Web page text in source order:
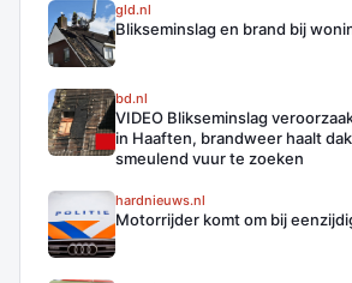
gld.nl
Blikseminslag en brand bij
bd.nl
VIDEO Blikseminslag
in Haaften, brandweer haalt
smeulend vuur te zoeken
hardnieuws.nl
Motorrijder komt om bij